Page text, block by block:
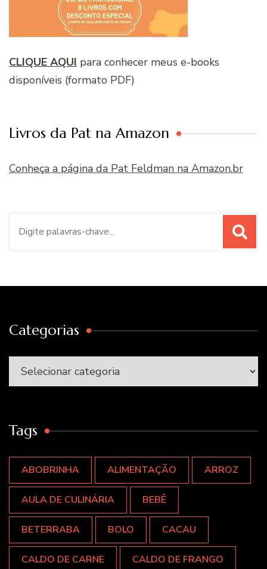
CLIQUE AQUI para conhecer meus e-books
disponíveis (formato PDF)
Livros da Pat na Amazon
Conheça a página da Pat Feldman na Amazon.br
Categorias
Categorias
Tags
ABOBRINHA ALIMENTAÇÃO ARROZ
AULA DE CULINÁRIA BEBÊ
BETERRABA BOLO CACAU
CALDO DE CARNE CALDO DE FRANGO